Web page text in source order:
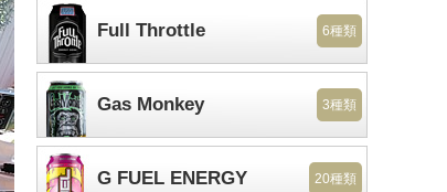
Full Throttle 6種類
Gas Monkey 3種類
G FUEL ENERGY 20種類